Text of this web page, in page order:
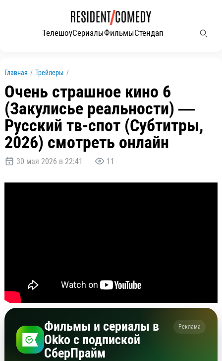
ТелешоуСериалыФильмыСтендап
Главная / Трейлеры /
Очень страшное кино 6
(Закулисье реальности) —
Русский тв-спот (Субтитры,
2026) смотреть онлайн
30 мая 2026 в 22:41 11
Фильмы и сериалы в
Okko с подпиской
СберПрайм
Реклама